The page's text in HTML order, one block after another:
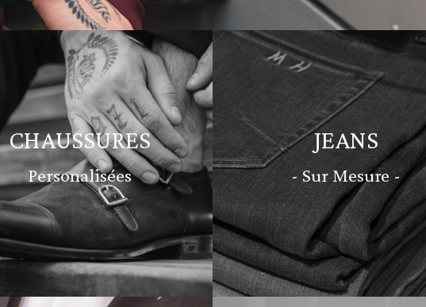
CHAUSSURES
Personalisées
JEANS
- Sur Mesure -